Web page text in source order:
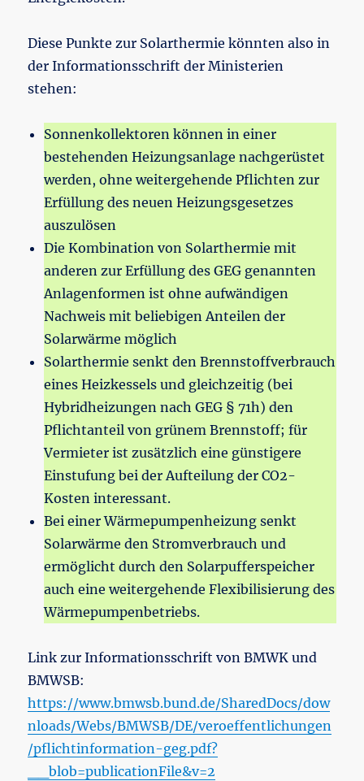
Diese Punkte zur Solarthermie könnten also in
der Informationsschrift der Ministerien
stehen:
Sonnenkollektoren können in einer
bestehenden Heizungsanlage nachgerüstet
werden, ohne weitergehende Pflichten zur
Erfüllung des neuen Heizungsgesetzes
auszulösen
Die Kombination von Solarthermie mit
anderen zur Erfüllung des GEG genannten
Anlagenformen ist ohne aufwändigen
Nachweis mit beliebigen Anteilen der
Solarwärme möglich
Solarthermie senkt den Brennstoffverbrauch
eines Heizkessels und gleichzeitig (bei
Hybridheizungen nach GEG § 71h) den
Pflichtanteil von grünem Brennstoff; für
Vermieter ist zusätzlich eine günstigere
Einstufung bei der Aufteilung der CO2-
Kosten interessant.
Bei einer Wärmepumpenheizung senkt
Solarwärme den Stromverbrauch und
ermöglicht durch den Solarpufferspeicher
auch eine weitergehende Flexibilisierung des
Wärmepumpenbetriebs.
Link zur Informationsschrift von BMWK und
BMWSB:
https://www.bmwsb.bund.de/SharedDocs/dow
nloads/Webs/BMWSB/DE/veroeffentlichungen
/pflichtinformation-geg.pdf?
__blob=publicationFile&v=2